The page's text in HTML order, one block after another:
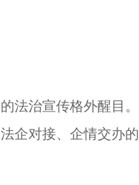
治宣传格外醒目。
企对接、企情交办的